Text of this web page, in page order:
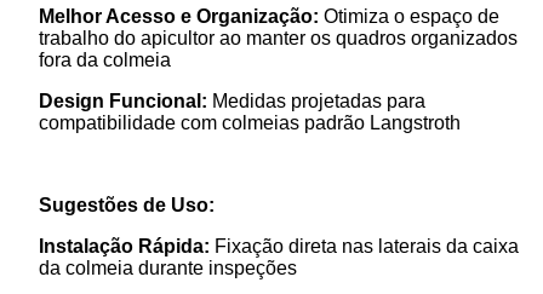
Melhor Acesso e Organização: Otimiza o espaço de
trabalho do apicultor ao manter os quadros organizados
fora da colmeia
Design Funcional: Medidas projetadas para
compatibilidade com colmeias padrão Langstroth
Sugestões de Uso:
Instalação Rápida: Fixação direta nas laterais da caixa
da colmeia durante inspeções